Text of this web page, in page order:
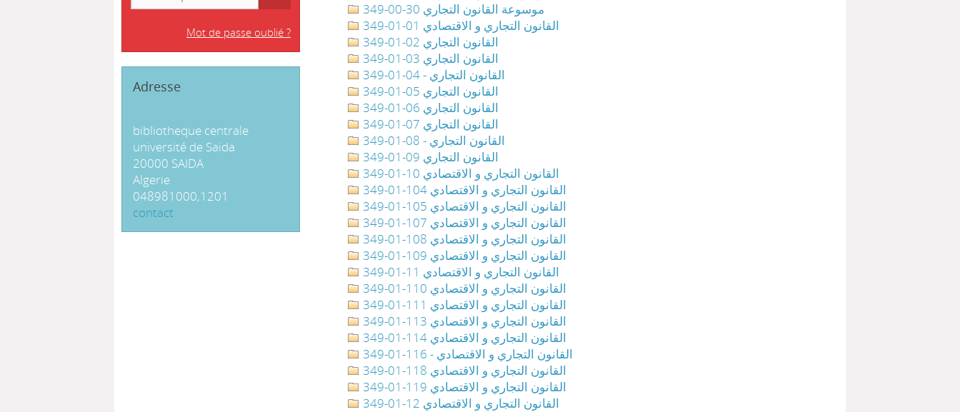
349-00-30 موسوعة القانون التجاري
349-01-01 القانون التجاري و الاقتصادي
349-01-02 القانون التجاري
349-01-03 القانون التجاري
349-01-04 - القانون التجاري
349-01-05 القانون التجاري
349-01-06 القانون التجاري
349-01-07 القانون التجاري
349-01-08 - القانون التجاري
349-01-09 القانون التجاري
349-01-10 القانون التجاري و الاقتصادي
349-01-104 القانون التجاري و الاقتصادي
349-01-105 القانون التجاري و الاقتصادي
349-01-107 القانون التجاري و الاقتصادي
349-01-108 القانون التجاري و الاقتصادي
349-01-109 القانون التجاري و الاقتصادي
349-01-11 القانون التجاري و الاقتصادي
349-01-110 القانون التجاري و الاقتصادي
349-01-111 القانون التجاري و الاقتصادي
349-01-113 القانون التجاري و الاقتصادي
349-01-114 القانون التجاري و الاقتصادي
349-01-116 - القانون التجاري و الاقتصادي
349-01-118 القانون التجاري و الاقتصادي
349-01-119 القانون التجاري و الاقتصادي
349-01-12 القانون التجاري و الاقتصادي
Mot de passe oublié ?
Adresse
bibliotheque centrale
université de Saida
20000 SAIDA
Algerie
048981000,1201
contact